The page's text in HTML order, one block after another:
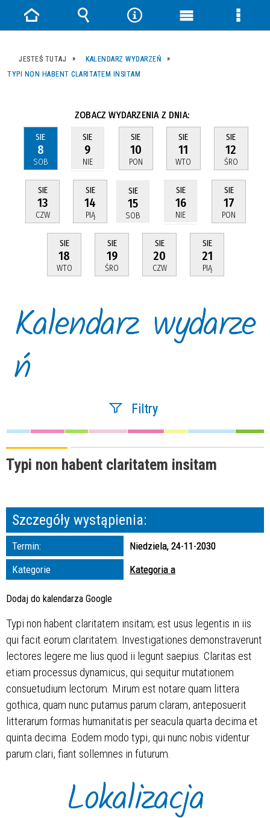
JESTEŚ TUTAJ
KALENDARZ WYDARZEŃ
TYPI NON HABENT CLARITATEM INSITAM
ZOBACZ WYDARZENIA Z DNIA:
SIE
8
SOB
SIE
9
NIE
SIE
10
PON
SIE
11
WTO
SIE
12
ŚRO
SIE
13
CZW
SIE
14
PIĄ
SIE
15
SOB
SIE
16
NIE
SIE
17
PON
SIE
18
WTO
SIE
19
ŚRO
SIE
20
CZW
SIE
21
PIĄ
Kalendarz wydarze
ń
Filtry
Trwające w
zakresie
Miejsce
Organizator
Typi non habent claritatem insitam
Szczegóły wystąpienia:
Termin:
Niedziela, 24-11-2030
Kategorie
Kategoria a
Dodaj do kalendarza Google
Typi non habent claritatem insitam; est usus legentis in iis
qui facit eorum claritatem. Investigationes demonstraverunt
lectores legere me lius quod ii legunt saepius. Claritas est
etiam processus dynamicus, qui sequitur mutationem
consuetudium lectorum. Mirum est notare quam littera
gothica, quam nunc putamus parum claram, anteposuerit
litterarum formas humanitatis per seacula quarta decima et
quinta decima. Eodem modo typi, qui nunc nobis videntur
parum clari, fiant sollemnes in futurum.
Lokalizacja
Strona
główna
Wyszukiwarka
NarzędziaMenu
Menu